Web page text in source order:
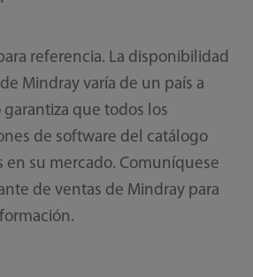
referencia. La disponibilidad
Mindray varía de un país a
que todos los
de software del catálogo
en su mercado. Comuníquese
de ventas de Mindray para